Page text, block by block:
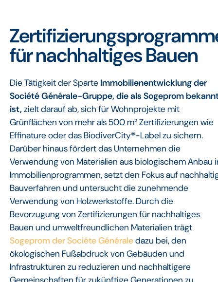
für nachhaltiges Bauen
Die Tätigkeit der Sparte Immobilienentwicklung der
Société Générale-Gruppe, die als Sogeprom
ist, zielt darauf ab, sich für Wohnprojekte mit
Grünflächen von mehr als 500 m² Zertifizierungen wie
Effinature oder das BiodiverCity®-Label zu sichern.
Darüber hinaus fördert das Unternehmen die
Verwendung von Materialien aus biologischem Anbau
Immobilienprogrammen, setzt den Fokus auf
Bauverfahren und untersucht die zunehmende
Verwendung von Holzwerkstoffe. Durch die
Bevorzugung von Zertifizierungen für nachhaltiges
Bauen und umweltfreundlichen Materialien trägt
Sogeprom der Sociéte Généraledazu bei, den
ökologischen Fußabdruck von Gebäuden und
Infrastrukturen zu reduzieren und nachhaltigere